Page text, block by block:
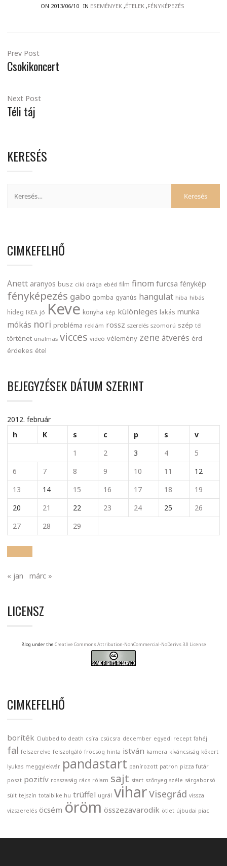
ON 2013/06/10 IN ESEMÉNYEK,ÉTELEK,FÉNYKÉPEZÉS
Prev Post
Csokikoncert
Next Post
Téli táj
KERESÉS
CIMKEFELHŐ
Anett aranyos busz ciki drága ebéd film finom furcsa fénykép
fényképezés gabo gomba gyanús hangulat hiba hibás
hideg IKEA jó Keve konyha kép különleges lakás munka
mókás nori probléma reklám rossz szerelés szomorú szép tél
történet unalmas vicces videó vélemény zene átverés érd
érdekes étel
BEJEGYZÉSEK DÁTUM SZERINT
2012. február
h
K s c p s
v
1
2 3 4
5
6
7 8 9 10 11
12
13
14 15 16 17 18
19
20
21 22 23 24 25
26
27
28 29
« jan márc »
LICENSZ
Blog under the Creative Commons Attribution-NonCommercial-NoDerivs 3.0 License
CIMKEFELHŐ
boríték Clubbed to death csíra csúcsra december egyedi recept fahéj
fal felszerelve felszolgáló fröcsög hinta istván kamera kíváncsiság kőkert
lyukas meggylekvár pandastart panírozott patron pizza futár
poszt pozitív rosszaság rács rólam sajt start szőnyeg széle sárgaborsó
sült tejszín totalbike.hu trüffel ugrál viharVisegrád vissza
vízszerelés öcsém öröm összezavarodik ötlet újbudai piac